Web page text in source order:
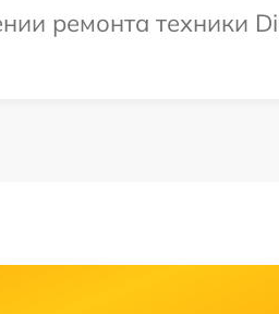
ремонта техники